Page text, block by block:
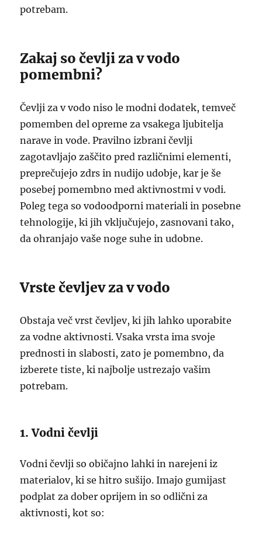
potrebam.
Zakaj so čevlji za v vodo
pomembni?
Čevlji za v vodo niso le modni dodatek, temveč
pomemben del opreme za vsakega ljubitelja
narave in vode. Pravilno izbrani čevlji
zagotavljajo zaščito pred različnimi elementi,
preprečujejo zdrs in nudijo udobje, kar je še
posebej pomembno med aktivnostmi v vodi.
Poleg tega so vodoodporni materiali in posebne
tehnologije, ki jih vključujejo, zasnovani tako,
da ohranjajo vaše noge suhe in udobne.
Vrste čevljev za v vodo
Obstaja več vrst čevljev, ki jih lahko uporabite
za vodne aktivnosti. Vsaka vrsta ima svoje
prednosti in slabosti, zato je pomembno, da
izberete tiste, ki najbolje ustrezajo vašim
potrebam.
1. Vodni čevlji
Vodni čevlji so običajno lahki in narejeni iz
materialov, ki se hitro sušijo. Imajo gumijast
podplat za dober oprijem in so odlični za
aktivnosti, kot so: